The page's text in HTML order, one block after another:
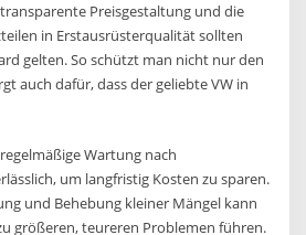
Preisgestaltung und die
in Erstausrüsterqualität sollten
gelten. So schützt man nicht nur den
auch dafür, dass der geliebte VW in
Wartung nach
um langfristig Kosten zu sparen.
und Behebung kleiner Mängel kann
größeren, teureren Problemen führen.